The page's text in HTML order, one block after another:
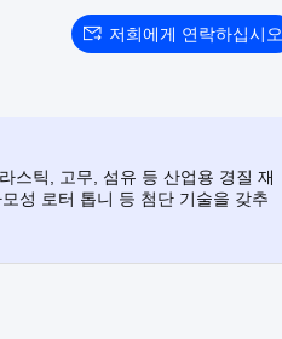
저희에게 연락하십시오
스틱, 고무, 섬유 등 산업용 경질 재
성 로터 톱니 등 첨단 기술을 갖추